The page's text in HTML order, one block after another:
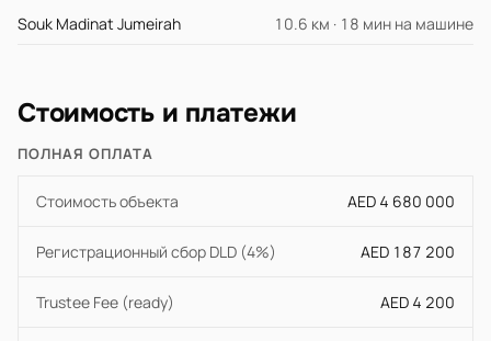
Souk Madinat Jumeirah 10.6 км · 18 мин на машине
Стоимость и платежи
ПОЛНАЯ ОПЛАТА
Стоимость объекта AED 4 680 000
Регистрационный сбор DLD (4%) AED 187 200
Trustee Fee (ready) AED 4 200